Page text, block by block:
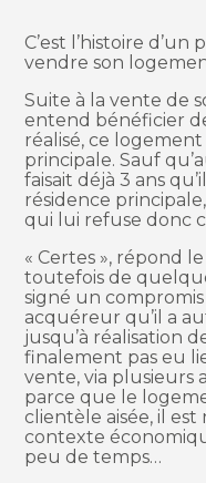
C’est l’histoire
vendre son
Suite à la vente de
entend bénéficier
réalisé, ce
principale. Sauf
faisait déjà 3 ans
résidence
qui lui refuse donc
« Certes », répond
toutefois de
signé un
acquéreur qu’il a
jusqu’à réalisation
finalement pas eu
vente, via plusieurs
parce que le
clientèle aisée, il
contexte
peu de temps…